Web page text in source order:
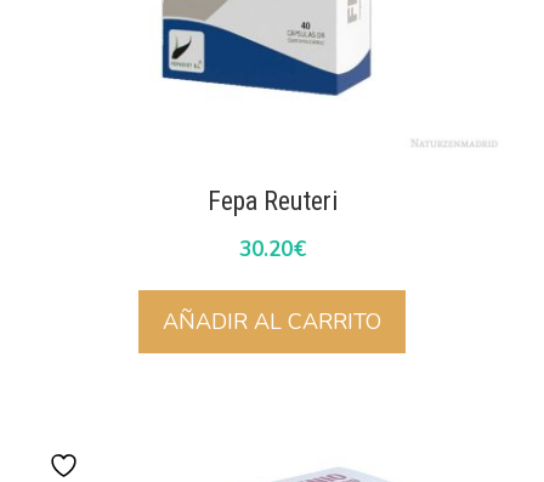
Fepa Reuteri
30.20€
AÑADIR AL CARRITO